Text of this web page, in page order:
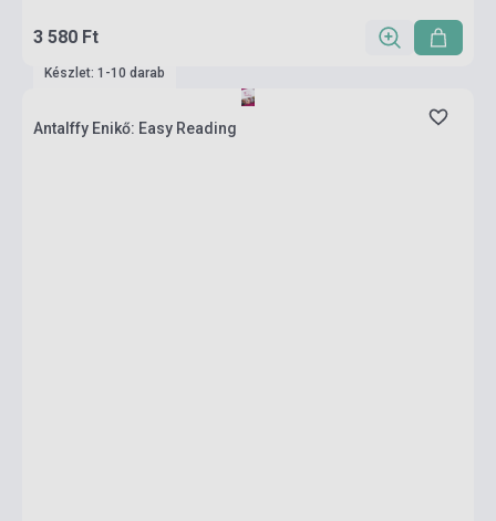
3 580 Ft
Készlet: 1-10 darab
Antalffy Enikő: Easy Reading